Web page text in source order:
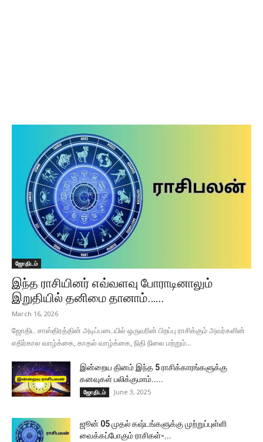
ஜோதிடம்
இந்த ராசியினர் எவ்வளவு போராடினாலும்
இறுதியில் தனிமை தானாம்…...
March 16, 2026
ஜோதிட சாஸ்திரத்தின் அடிப்படையில் ஒருவரின் பிறப்பு ராசிக்கும் அவர்களின்
எதிர்கால வாழ்க்கை, காதல் வாழ்க்கை, நிதி நிலை மற்றும்...
இன்றைய தினம் இந்த 5 ராசிக்காரங்களுக்கு
கனவுகள் பலிக்குமாம்.....
ஜோதிடம் June 3, 2025
ஜூன் 05 முதல் கஷ்டங்களுக்கு முற்றுப்புள்ளி
வைக்கப்போகும் ராசிகள்-...